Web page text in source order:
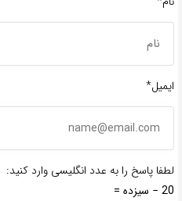
ایمیل*
لطفا پاسخ را به عدد انگلیسی وارد کنید:
20 − سیزده =